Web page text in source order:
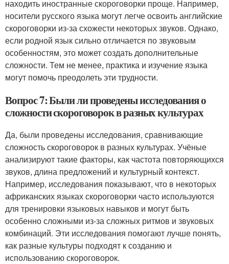
находить иностранные скороговорки проще. Например,
носители русского языка могут легче освоить английские
скороговорки из-за схожести некоторых звуков. Однако,
если родной язык сильно отличается по звуковым
особенностям, это может создать дополнительные
сложности. Тем не менее, практика и изучение языка
могут помочь преодолеть эти трудности.
Вопрос 7: Были ли проведены исследования о
сложности скороговорок в разных культурах
Да, были проведены исследования, сравнивающие
сложность скороговорок в разных культурах. Учёные
анализируют такие факторы, как частота повторяющихся
звуков, длина предложений и культурный контекст.
Например, исследования показывают, что в некоторых
африканских языках скороговорки часто используются
для тренировки языковых навыков и могут быть
особенно сложными из-за сложных ритмов и звуковых
комбинаций. Эти исследования помогают лучше понять,
как разные культуры подходят к созданию и
использованию скороговорок.